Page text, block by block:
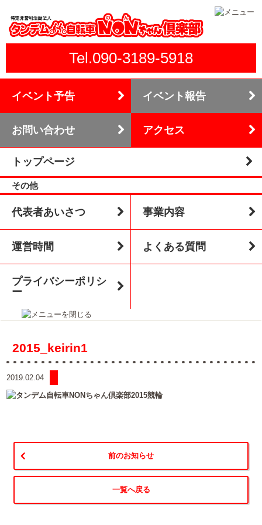
Tel.090-3189-5918
イベント予告 イベント報告
お問い合わせ アクセス
トップページ
その他
代表者あいさつ 事業内容
運営時間 よくある質問
プライバシーポリシ
ー
2015_keirin1
2019.02.04
前のお知らせ
一覧へ戻る